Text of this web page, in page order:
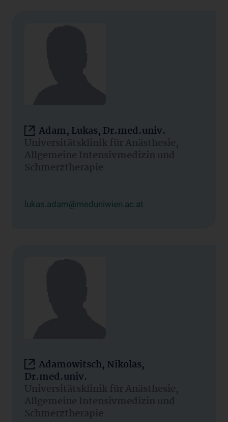
Adam, Lukas, Dr.med.univ.
Universitätsklinik für Anästhesie,
Allgemeine Intensivmedizin und
Schmerztherapie
lukas.adam@meduniwien.ac.at
Adamowitsch, Nikolas,
Dr.med.univ.
Universitätsklinik für Anästhesie,
Allgemeine Intensivmedizin und
Schmerztherapie